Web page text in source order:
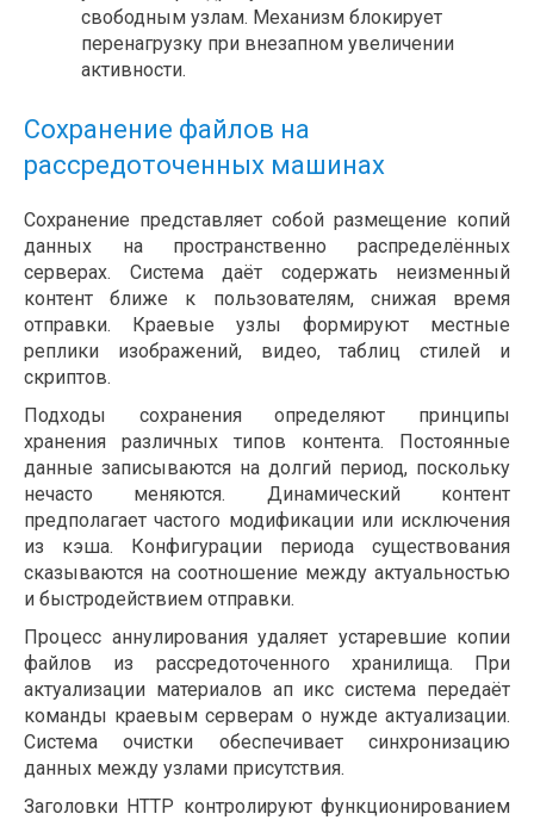
свободным узлам. Механизм блокирует
перенагрузку при внезапном увеличении
активности.
Сохранение файлов на
рассредоточенных машинах
Сохранение представляет собой размещение копий
данных на пространственно распределённых
серверах. Система даёт содержать неизменный
контент ближе к пользователям, снижая время
отправки. Краевые узлы формируют местные
реплики изображений, видео, таблиц стилей и
скриптов.
Подходы сохранения определяют принципы
хранения различных типов контента. Постоянные
данные записываются на долгий период, поскольку
нечасто меняются. Динамический контент
предполагает частого модификации или исключения
из кэша. Конфигурации периода существования
сказываются на соотношение между актуальностью
и быстродействием отправки.
Процесс аннулирования удаляет устаревшие копии
файлов из рассредоточенного хранилища. При
актуализации материалов ап икс система передаёт
команды краевым серверам о нужде актуализации.
Система очистки обеспечивает синхронизацию
данных между узлами присутствия.
Заголовки HTTP контролируют функционированием